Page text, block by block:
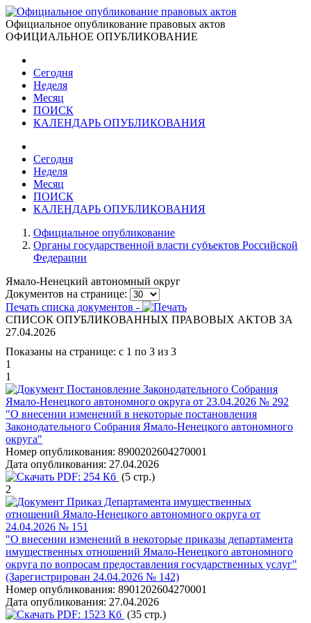
Официальное опубликование правовых актов
ОФИЦИАЛЬНОЕ ОПУБЛИКОВАНИЕ
Сегодня
Неделя
Месяц
ПОИСК
КАЛЕНДАРЬ ОПУБЛИКОВАНИЯ
Сегодня
Неделя
Месяц
ПОИСК
КАЛЕНДАРЬ ОПУБЛИКОВАНИЯ
Официальное опубликование
Органы государственной власти субъектов Российской
Федерации
Ямало-Ненецкий автономный округ
Документов на странице:
Печать списка документов -
СПИСОК ОПУБЛИКОВАННЫХ ПРАВОВЫХ АКТОВ ЗА
27.04.2026
Показаны на странице: с 1 по 3 из 3
1
1
Постановление Законодательного Собрания
Ямало-Ненецкого автономного округа от 23.04.2026 № 292
"О внесении изменений в некоторые постановления
Законодательного Собрания Ямало-Ненецкого автономного
округа"
Номер опубликования: 8900202604270001
Дата опубликования: 27.04.2026
PDF: 254 Кб (5 стр.)
2
Приказ Департамента имущественных
отношений Ямало-Ненецкого автономного округа от
24.04.2026 № 151
"О внесении изменений в некоторые приказы департамента
имущественных отношений Ямало-Ненецкого автономного
округа по вопросам предоставления государственных услуг"
(Зарегистрирован 24.04.2026 № 142)
Номер опубликования: 8901202604270001
Дата опубликования: 27.04.2026
PDF: 1523 Кб (35 стр.)